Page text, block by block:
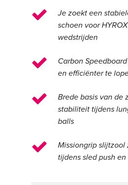
Je zoekt een
schoen voor
wedstrijden
Carbon
en efficiënter te
Brede basis van de
stabiliteit tijdens
balls
Missiongrip slijtzool
tijdens sled push